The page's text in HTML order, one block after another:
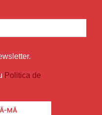
Politica de